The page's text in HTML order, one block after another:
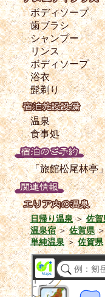
ボディソープ
歯ブラシ
シャンプー
リンス
ボディソープ
浴衣
髭剃り
温泉
食事処
「旅館松尾林亭
日帰り温泉＞佐賀
温泉宿＞佐賀県
単純温泉＞佐賀県